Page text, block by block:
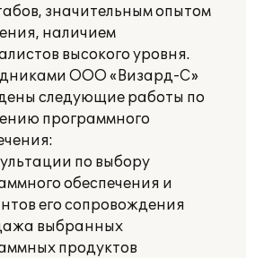
значительным опытом
наличием
высокого уровня.
ООО «Визард-С»
следующие работы по
программного
по выбору
обеспечения и
его сопровождения
выбранных
продуктов